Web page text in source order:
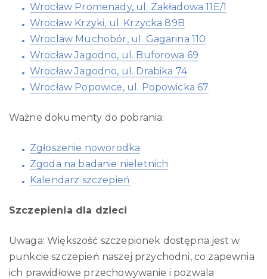
Wrocław Promenady, ul. Zakładowa 11E/1
Wrocław Krzyki, ul. Krzycka 89B
Wroclaw Muchobór, ul. Gagarina 110
Wrocław Jagodno, ul. Buforowa 69
Wrocław Jagodno, ul. Drabika 74
Wrocław Popowice, ul. Popowicka 67
Ważne dokumenty do pobrania:
Zgłoszenie noworodka
Zgoda na badanie nieletnich
Kalendarz szczepień
Szczepienia dla dzieci
Uwaga: Większość szczepionek dostępna jest w
punkcie szczepień naszej przychodni, co zapewnia
ich prawidłowe przechowywanie i pozwala